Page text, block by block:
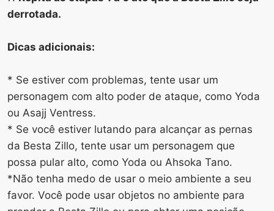
derrotada.
Dicas adicionais:
* Se estiver com problemas, tente usar um
personagem com alto poder de ataque, como Yoda
ou Asajj Ventress.
* Se você estiver lutando para alcançar as pernas
da Besta Zillo, tente usar um personagem que
possa pular alto, como Yoda ou Ahsoka Tano.
*Não tenha medo de usar o meio ambiente a seu
favor. Você pode usar objetos no ambiente para